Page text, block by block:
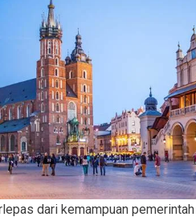
dari kemampuan